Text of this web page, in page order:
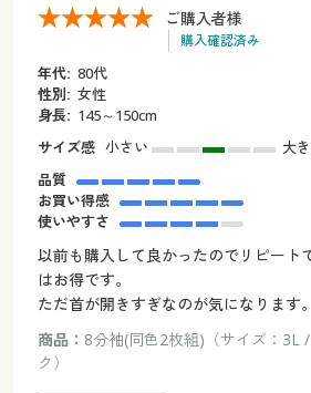
ご購入者様
購入確認済み
年代: 80代
性別: 女性
身長: 145～150cm
サイズ感 小さい
大
品質
お買い得感
使いやすさ
以前も購入して良かったのでリピート
はお得です。
ただ首が開きすぎなのが気になります。
商品： 8分袖(同色2枚組)（サイズ：3L
ク）